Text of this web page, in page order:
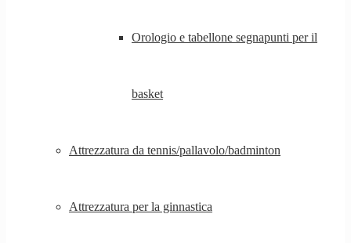
Orologio e tabellone segnapunti per il
basket
Attrezzatura da tennis/pallavolo/badminton
Attrezzatura per la ginnastica